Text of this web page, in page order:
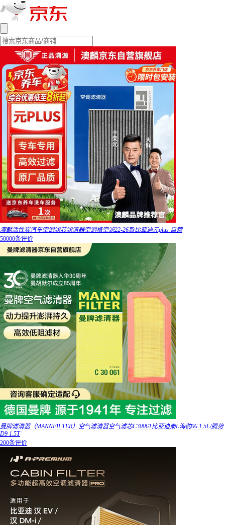
澳麟活性炭汽车空调滤芯滤清器空调格空滤22-26款比亚迪元plus 自营
50000条评价
曼牌滤清器（MANNFILTER）空气滤清器空气滤芯C30061比亚迪秦L海豹06 1.5L/腾势
D9 1.5T
200条评价